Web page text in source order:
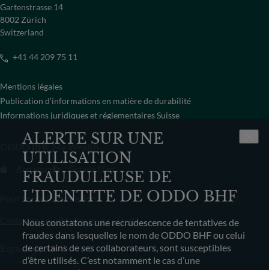
ALERTE SUR UNE
UTILISATION
FRAUDULEUSE DE
L'IDENTITE DE ODDO BHF
Nous constatons une recrudescence de tentatives de
fraudes dans lesquelles le nom de ODDO BHF ou celui
de certains de ses collaborateurs, sont susceptibles
d’être utilisés. C’est notamment le cas d’une
Gartenstrasse 14
8002 Zürich
Switzerland
+41 44 209 75 11
Mentions légales
Publication d‘informations en matière de durabilité
Informations juridiques et réglementaires Suisse
ODDO BHF My Wealth
App store Google Play
Pour toute information
Contactez-nousRésilier mon contrat
Espace presse